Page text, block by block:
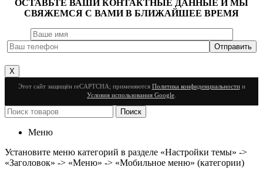
ОСТАВЬТЕ ВАШИ КОНТАКТНЫЕ ДАННЫЕ И МЫ
СВЯЖЕМСЯ С ВАМИ В БЛИЖАЙШЕЕ ВРЕМЯ
X
Этот сайт защищён reCAPTCHA; применяются Политика конфиденциальностии
Условия использования Google.
Поиск
Меню
Установите меню категорий в разделе «Настройки темы» ->
«Заголовок» -> «Меню» -> «Мобильное меню» (категории)